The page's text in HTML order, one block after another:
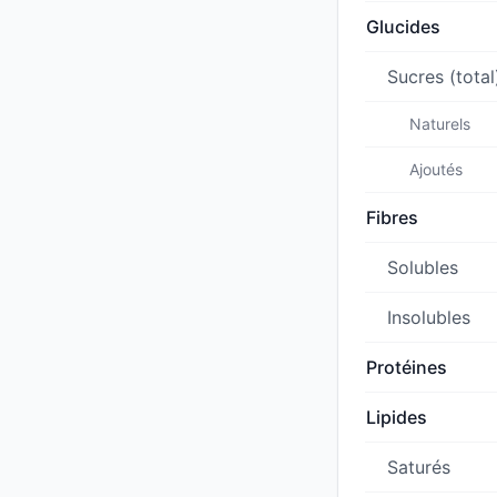
Glucides
Sucres
Naturels
Ajoutés
Fibres
Solubles
Insolubles
Protéines
Lipides
Saturés